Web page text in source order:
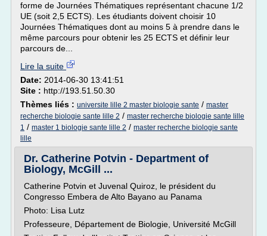
forme de Journées Thématiques représentant chacune 1/2
UE (soit 2,5 ECTS). Les étudiants doivent choisir 10
Journées Thématiques dont au moins 5 à prendre dans le
même parcours pour obtenir les 25 ECTS et définir leur
parcours de...
Lire la suite
Date: 2014-06-30 13:41:51
Site : http://193.51.50.30
Thèmes liés : universite lille 2 master biologie sante / master
recherche biologie sante lille 2 / master recherche biologie sante lille
1 / master 1 biologie sante lille 2 / master recherche biologie sante
lille
Dr. Catherine Potvin - Department of
Biology, McGill ...
Catherine Potvin et Juvenal Quiroz, le président du
Congresso Embera de Alto Bayano au Panama
Photo: Lisa Lutz
Professeure, Département de Biologie, Université McGill